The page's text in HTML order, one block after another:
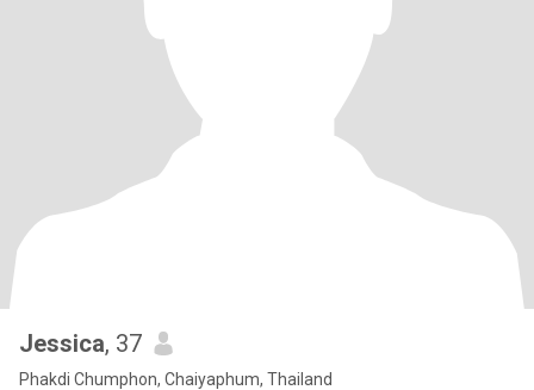
Jessica, 37
Phakdi Chumphon, Chaiyaphum, Thailand